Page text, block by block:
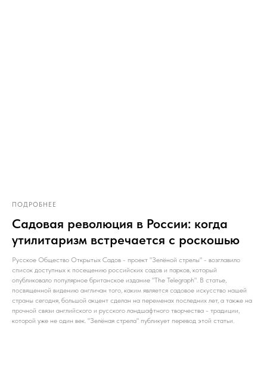
ПОДРОБНЕЕ
Садовая революция в России: когда
утилитаризм встречается с роскошью
Русское Общество Открытых Садов - проект "Зелёной стрелы" - возглавило
список доступных к посещению российских садов и парков, который
опубликовало популярное британское издание "The Telegraph". В статье,
посвященной видению англичан того, каким является садовое искусство нашей
страны сегодня, большой акцент сделан на переменах последних лет, а также на
прочной связи английского и русского ландшафтного творчества - традиции,
которой уже не один век. "Зелёная стрела" публикует перевод этой статьи.